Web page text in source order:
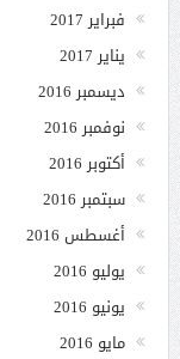
فبراير 2017
يناير 2017
ديسمبر 2016
نوفمبر 2016
أكتوبر 2016
سبتمبر 2016
أغسطس 2016
يوليو 2016
يونيو 2016
مايو 2016